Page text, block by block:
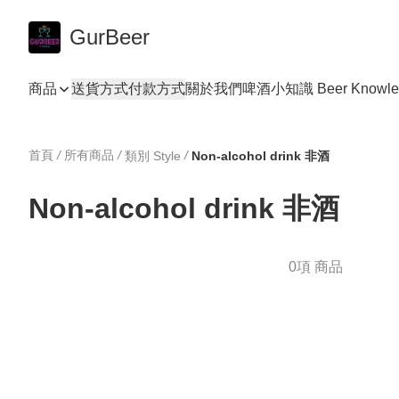
GurBeer
商品 送貨方式付款方式關於我們啤酒小知識 Beer
首頁 / 所有商品 / 類別 Style / Non-alcohol drink 非酒
Non-alcohol drink 非酒
0項 商品